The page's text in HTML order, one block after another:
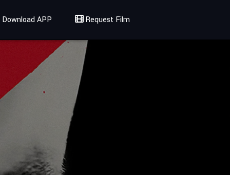
Download APP Request Film